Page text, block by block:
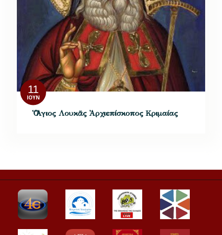
11
ΙΟΎΝ
Ὁ Ἅγιος Λουκᾶς Ἀρχιεπίσκοπος Κριμαίας